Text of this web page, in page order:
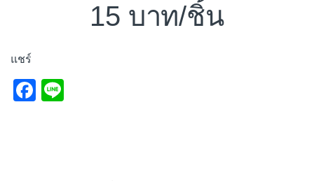
15 /ชิ้น
แชร์
F